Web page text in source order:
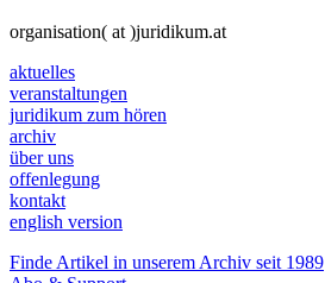
organisation( at )juridikum.at
aktuelles
veranstaltungen
juridikum zum hören
archiv
über uns
offenlegung
kontakt
english version
Finde Artikel in unserem Archiv seit 1989